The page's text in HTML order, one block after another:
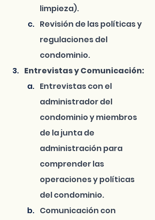
limpieza).
Revisión de las políticas y
regulaciones del
condominio.
Entrevistas y Comunicación:
Entrevistas con el
administrador del
condominio y miembros
de la junta de
administración para
comprender las
operaciones y políticas
del condominio.
Comunicación con